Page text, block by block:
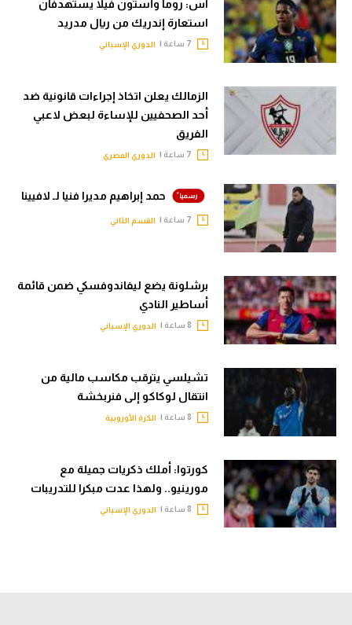
آس: روما وأستون فيلا يستهدفان
استعارة إندريك من ريال مدريد
الدوري الإسباني
الزمالك يعلن اتخاذ إجراءات قانونية ضد
أحد الصحفيين للإساءة لبعض لاعبي
الفريق
الدوري المصري
حمد إبراهيم مديرا فنيا لـ لافيينا
القسم الثاني
برشلونة يضع ليفاندوفسكي ضمن قائمة
أساطير النادي
الدوري الإسباني
تشيلسي يترقب مكاسب مالية من
انتقال لوكاكو إلى فنربخشة
الكرة الأوروبية
كورتوا: أملك ذكريات جميلة مع
مورينيو.. ولهذا عدت مبكرا للتدريبات
الدوري الإسباني